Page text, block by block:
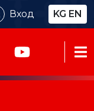
Вход KG EN